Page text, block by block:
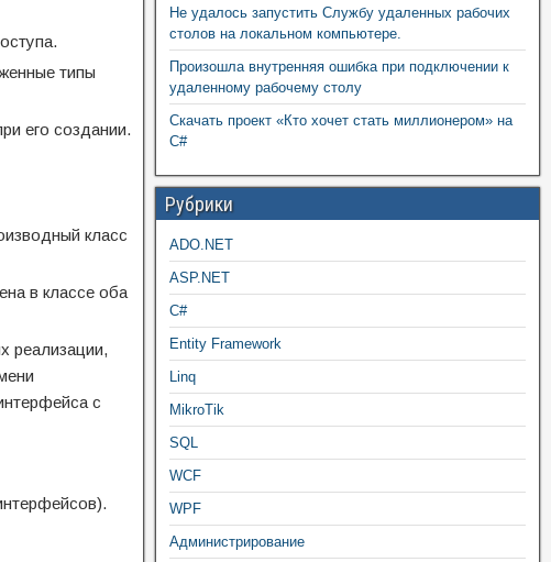
типы
его создании.
класс
в классе оба
реализации,
с
Не удалось запустить Службу удаленных рабочих
столов на локальном компьютере.
Произошла внутренняя ошибка при подключении к
удаленному рабочему столу
Скачать проект «Кто хочет стать миллионером» на
C#
Рубрики
ADO.NET
ASP.NET
C#
Entity Framework
Linq
MikroTik
SQL
WCF
WPF
Администрирование